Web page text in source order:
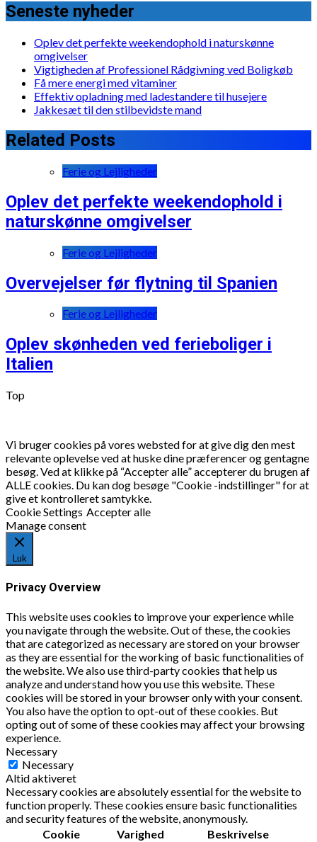
Seneste nyheder
Oplev det perfekte weekendophold i naturskønne
omgivelser
Vigtigheden af Professionel Rådgivning ved Boligkøb
Få mere energi med vitaminer
Effektiv opladning med ladestandere til husejere
Jakkesæt til den stilbevidste mand
Related Posts
Ferie og Lejligheder
Oplev det perfekte weekendophold i
naturskønne omgivelser
Ferie og Lejligheder
Overvejelser før flytning til Spanien
Ferie og Lejligheder
Oplev skønheden ved ferieboliger i
Italien
Top
Vi bruger cookies på vores websted for at give dig den mest
relevante oplevelse ved at huske dine præferencer og gentagne
besøg. Ved at klikke på “Accepter alle” accepterer du brugen af
ALLE cookies. Du kan dog besøge "Cookie -indstillinger" for at
give et kontrolleret samtykke.
Cookie Settings Accepter alle
Manage consent
Luk
Privacy Overview
This website uses cookies to improve your experience while
you navigate through the website. Out of these, the cookies
that are categorized as necessary are stored on your browser
as they are essential for the working of basic functionalities of
the website. We also use third-party cookies that help us
analyze and understand how you use this website. These
cookies will be stored in your browser only with your consent.
You also have the option to opt-out of these cookies. But
opting out of some of these cookies may affect your browsing
experience.
Necessary
Necessary
Altid aktiveret
Necessary cookies are absolutely essential for the website to
function properly. These cookies ensure basic functionalities
and security features of the website, anonymously.
Cookie
Varighed Beskrivelse